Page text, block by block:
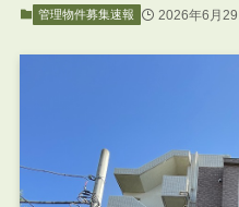
管理物件募集速報 2026年6月29